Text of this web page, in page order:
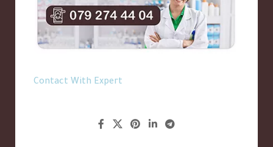
Contact With Expert